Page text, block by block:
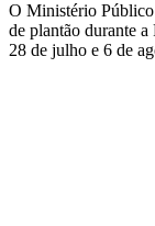
O Ministério
de plantão durante
28 de julho e 6 de